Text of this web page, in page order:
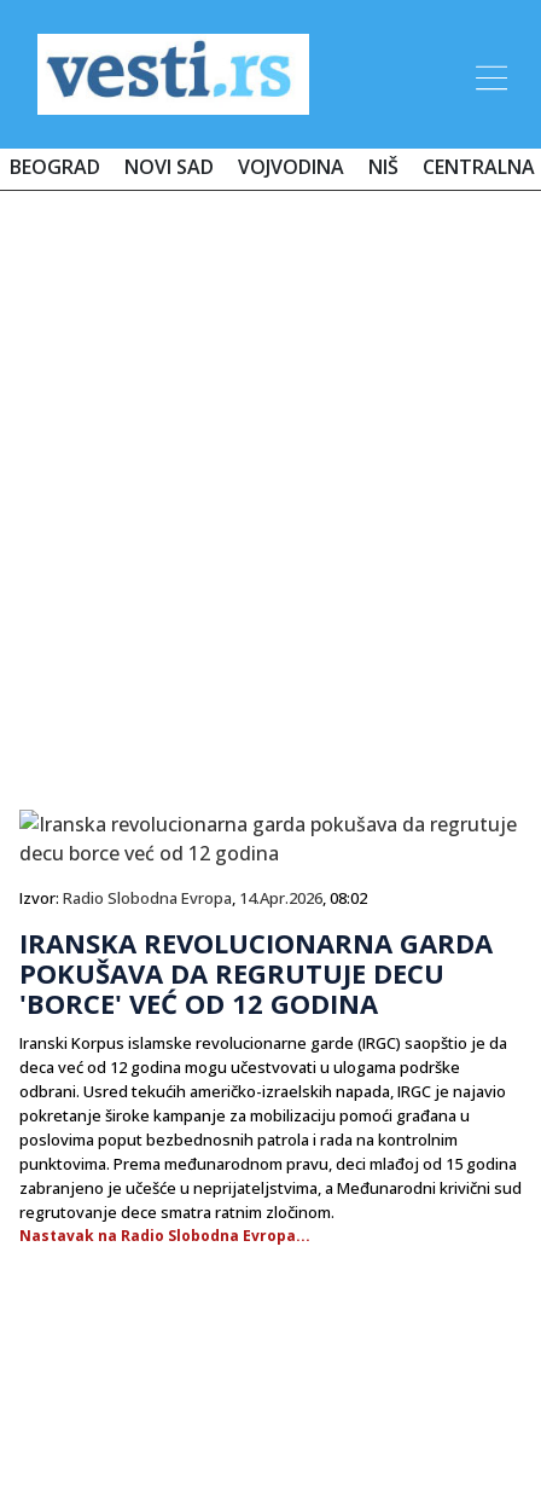
BEOGRAD NOVI SAD VOJVODINA NIŠ CENTRALNA
Izvor: Radio Slobodna Evropa, 14.Apr.2026, 08:02
IRANSKA REVOLUCIONARNA GARDA
POKUŠAVA DA REGRUTUJE DECU
'BORCE' VEĆ OD 12 GODINA
Iranski Korpus islamske revolucionarne garde (IRGC) saopštio je da
deca već od 12 godina mogu učestvovati u ulogama podrške
odbrani. Usred tekućih američko-izraelskih napada, IRGC je najavio
pokretanje široke kampanje za mobilizaciju pomoći građana u
poslovima poput bezbednosnih patrola i rada na kontrolnim
punktovima. Prema međunarodnom pravu, deci mlađoj od 15 godina
zabranjeno je učešće u neprijateljstvima, a Međunarodni krivični sud
regrutovanje dece smatra ratnim zločinom.
Nastavak na Radio Slobodna Evropa...